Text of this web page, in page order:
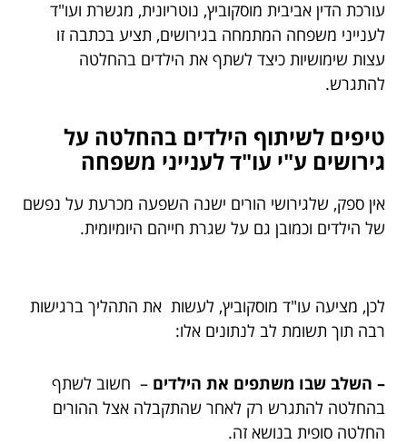
עורכת הדין אביבית מוסקוביץ, נוטריונית, מגשרת ועו"ד
לענייני משפחה המתמחה בגירושים, תציע בכתבה זו
עצות שימושיות כיצד לשתף את הילדים בהחלטה
להתגרש.
טיפים לשיתוף הילדים בהחלטה על
גירושים ע"י עו"ד לענייני משפחה
אין ספק, שלגירושי הורים ישנה השפעה מכרעת על נפשם
של הילדים וכמובן גם על שגרת חייהם היומיומית.
לכן, מציעה עו"ד מוסקוביץ, לעשות את התהליך ברגישות
רבה תוך תשומת לב לנתונים אלו:
– השלב שבו משתפים את הילדים – חשוב לשתף
בהחלטה להתגרש רק לאחר שהתקבלה אצל ההורים
החלטה סופית בנושא זה.